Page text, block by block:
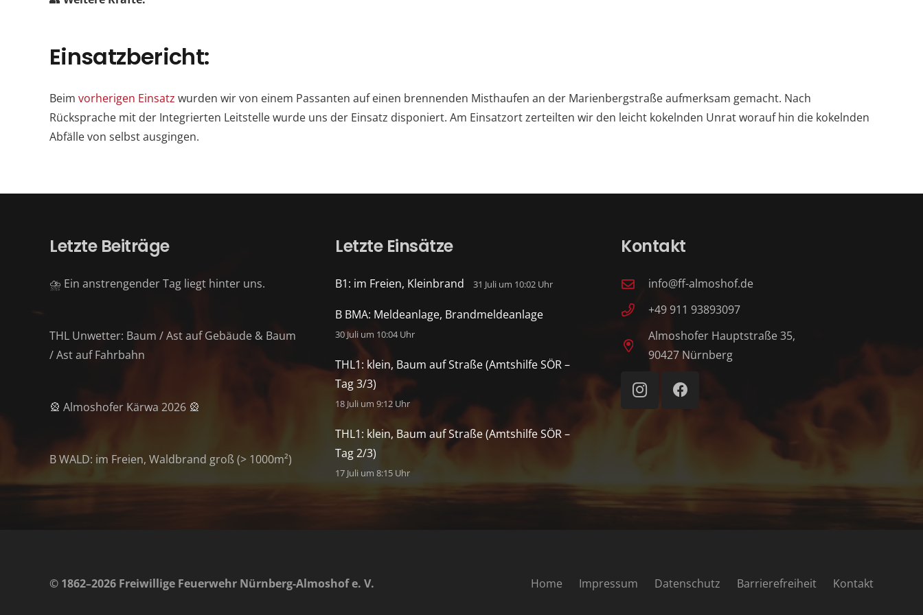
Einsatzbericht:
Beim vorherigen Einsatz wurden wir von einem Passanten auf einen brennenden Misthaufen an der Marienbergstraße aufmerksam gemacht. Nach
Rücksprache mit der Integrierten Leitstelle wurde uns der Einsatz disponiert. Am Einsatzort zerteilten wir den leicht kokelnden Unrat worauf hin die kokelnden
Abfälle von selbst ausgingen.
Letzte Beiträge
⛈️ Ein anstrengender Tag liegt hinter uns.
THL Unwetter: Baum / Ast auf Gebäude & Baum
/ Ast auf Fahrbahn
🎡 Almoshofer Kärwa 2026 🎡
B WALD: im Freien, Waldbrand groß (> 1000m²)
Letzte Einsätze
B1: im Freien, Kleinbrand 31 Juli um 10:02 Uhr
B BMA: Meldeanlage, Brandmeldeanlage
30 Juli um 10:04 Uhr
THL1: klein, Baum auf Straße (Amtshilfe SÖR –
Tag 3/3)
18 Juli um 9:12 Uhr
THL1: klein, Baum auf Straße (Amtshilfe SÖR –
Tag 2/3)
17 Juli um 8:15 Uhr
Kontakt
info@ff-almoshof.de
+49 911 93893097
Almoshofer Hauptstraße 35,
90427 Nürnberg
© 1862–2026 Freiwillige Feuerwehr Nürnberg-Almoshof e. V. Home Impressum Datenschutz Barrierefreiheit Kontakt